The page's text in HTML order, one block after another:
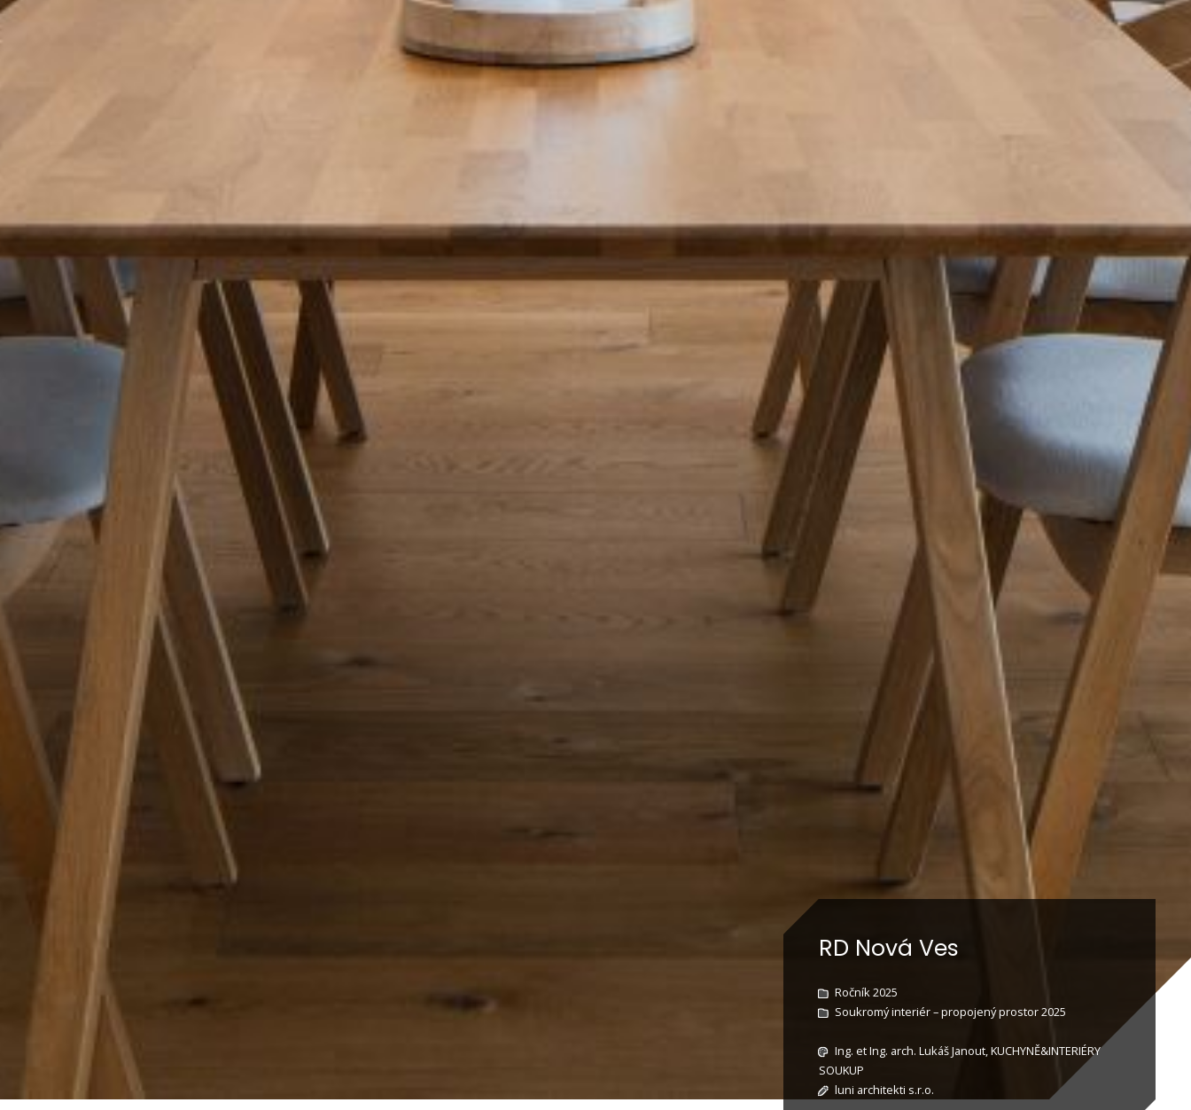
RD Nová Ves
Ročník 2025
Soukromý interiér – propojený prostor 2025
Ing. et Ing. arch. Lukáš Janout, KUCHYNĚ&INTERIÉRY
SOUKUP
luni architekti s.r.o.